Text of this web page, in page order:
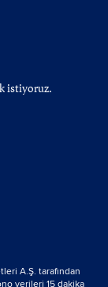
istiyoruz.
A.Ş. tarafından
verileri 15 dakika